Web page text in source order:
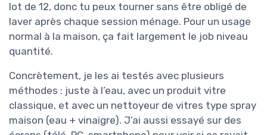
lot de 12, donc tu peux tourner sans être obligé de
laver après chaque session ménage. Pour un usage
normal à la maison, ça fait largement le job niveau
quantité.
Concrètement, je les ai testés avec plusieurs
méthodes : juste à l’eau, avec un produit vitre
classique, et avec un nettoyeur de vitres type spray
maison (eau + vinaigre). J’ai aussi essayé sur des